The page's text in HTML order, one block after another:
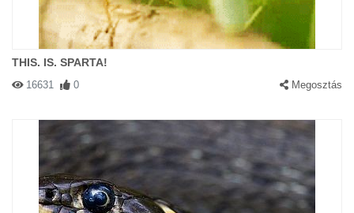
THIS. IS. SPARTA!
16631 0 Megosztás